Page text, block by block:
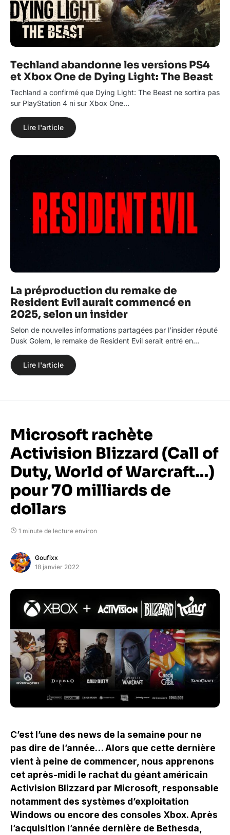
Techland abandonne les versions PS4
et Xbox One de Dying Light: The Beast
Techland a confirmé que Dying Light: The Beast ne sortira pas
sur PlayStation 4 ni sur Xbox One…
Lire l'article
La préproduction du remake de
Resident Evil aurait commencé en
2025, selon un insider
Selon de nouvelles informations partagées par l’insider réputé
Dusk Golem, le remake de Resident Evil serait entré en…
Lire l'article
Microsoft rachète
Activision Blizzard (Call of
Duty, World of Warcraft…)
pour 70 milliards de
dollars
1 minute de lecture environ
Goufixx
18 janvier 2022
C’est l’une des news de la semaine pour ne
pas dire de l’année… Alors que cette dernière
vient à peine de commencer, nous apprenons
cet après-midi le rachat du géant américain
Activision Blizzard par Microsoft, responsable
notamment des systèmes d’exploitation
Windows ou encore des consoles Xbox. Après
l’acquisition l’année dernière de Bethesda,